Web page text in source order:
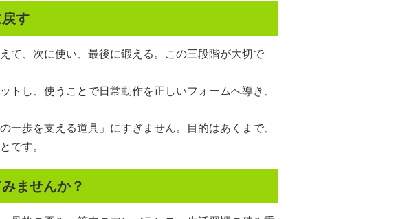
す
て、次に使い、最後に鍛える。この三段階が大切で
トし、使うことで日常動作を正しいフォームへ導き、
一歩を支える道具」にすぎません。目的はあくまで、
です。
ませんか？